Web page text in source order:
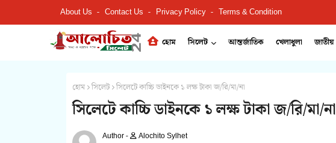
About Us Contact Us Privacy Policy Terms & Condition
হোম সিলেট আন্তর্জাতিক খেলাধুলা জাতীয়
হোম সিলেট সিলেটে কাচ্চি ডাইনকে ১ লক্ষ টাকা জ/রি/মা/না
সিলেটে কাচ্চি ডাইনকে ১ লক্ষ টাকা জ/রি/মা/না
Alochito Sylhet